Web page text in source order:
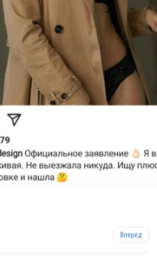
Вперёд